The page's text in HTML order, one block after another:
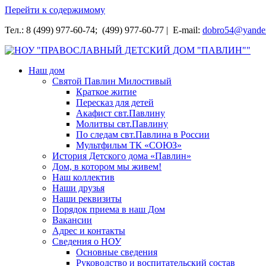
Перейти к содержимому
Тел.: 8 (499) 977-60-74; (499) 977-60-77 | E-mail:
НОУ "ПРАВОСЛАВНЫЙ ДЕТСКИЙ ДОМ "ПАВЛИН""
Наш дом
Святой Павлин Милостивый
Краткое житие
Пересказ для детей
Акафист свт.Павлину
Молитвы свт.Павлину
По следам свт.Павлина в России
Мультфильм ТК «СОЮЗ»
История Детского дома «Павлин»
Дом, в котором мы живем!
Наш коллектив
Наши друзья
Наши реквизиты
Порядок приема в наш Дом
Вакансии
Адрес и контакты
Сведения о НОУ
Основные сведения
Руководство и воспитательский состав